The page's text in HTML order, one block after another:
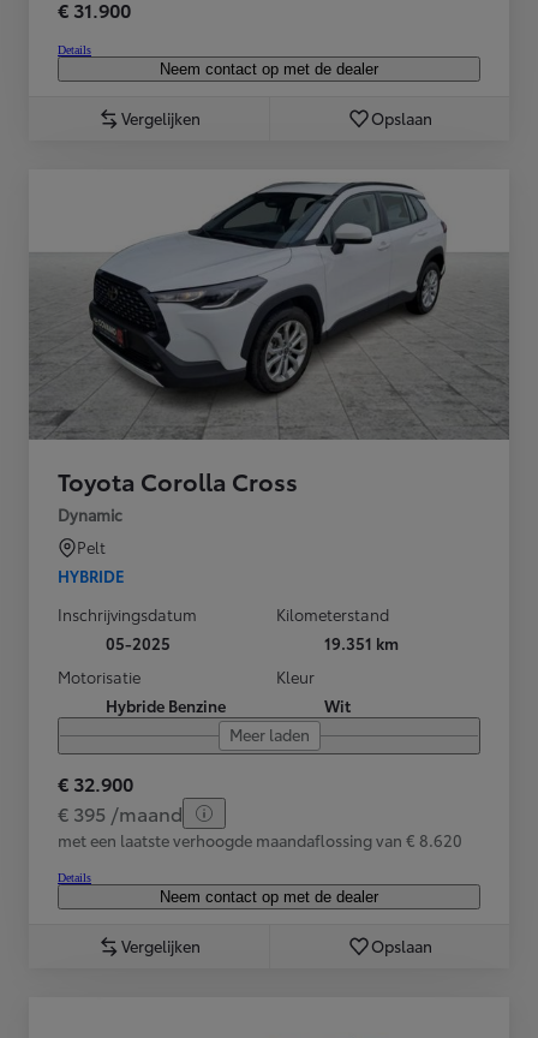
€ 31.900
Details
Neem contact op met de dealer
Vergelijken Opslaan
Toyota Corolla Cross
Dynamic
Pelt
HYBRIDE
Inschrijvingsdatum
05-2025
Kilometerstand
19.351 km
Motorisatie
Hybride Benzine
Kleur
Wit
Meer laden
€ 32.900
€ 395 /maand
met een laatste verhoogde maandaflossing van € 8.620
Details
Neem contact op met de dealer
Vergelijken Opslaan